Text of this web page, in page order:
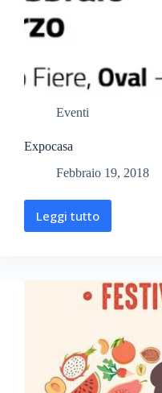
Eventi
Expocasa
Febbraio 19, 2018
Leggi tutto